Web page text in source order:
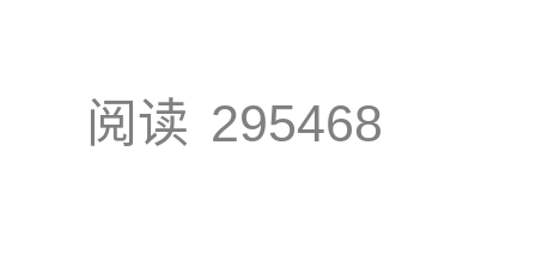
阅读 295468